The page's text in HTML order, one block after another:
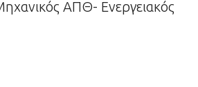
ΑΠΘ- Ενεργειακός